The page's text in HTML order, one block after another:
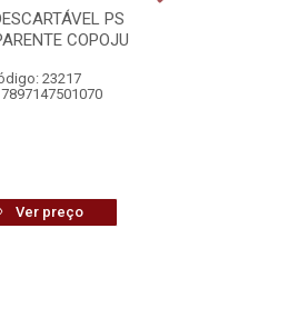
PS
COPOJU
23217
Ver preço